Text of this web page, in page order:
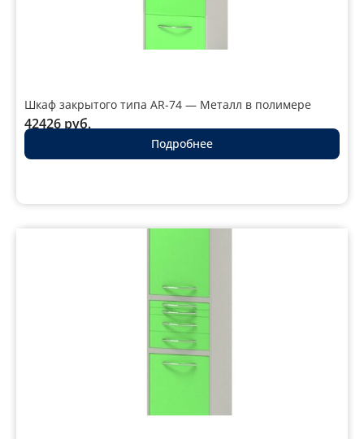
Шкаф закрытого типа AR-74 — Металл в полимере
42426 руб.
Подробнее